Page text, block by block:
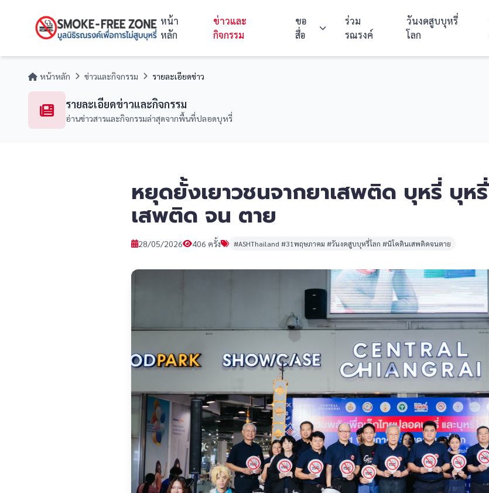
หน้า
หลัก
ข่าวและ
กิจกรรม
ขอ
สื่อ
ร่วม
รณรงค์
วันงดสูบบุหรี่
โลก
หน้าหลัก ข่าวและกิจกรรม รายละเอียดข่าว
รายละเอียดข่าวและกิจกรรม
อ่านข่าวสารและกิจกรรมล่าสุดจากพื้นที่ปลอดบุหรี่
หยุดยั้งเยาวชนจากยาเสพติด บุหรี่ บุห
เสพติด จน ตาย
28/05/2026 406 ครั้ง #ASHThailand #31พฤษภาคม #วันงดสูบบุหรี่โลก #นิโคตินเสพติดจนตาย